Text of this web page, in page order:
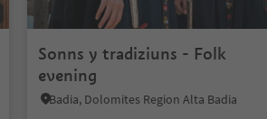
Sonns y tradiziuns - Folk
evening
Badia, Dolomites Region Alta Badia